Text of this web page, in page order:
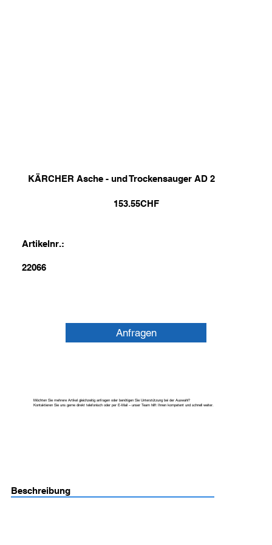
KÄRCHER Asche - und Trockensauger AD 2
153.55CHF
Artikelnr.:
22066
Anfragen
Möchten Sie mehrere Artikel gleichzeitig anfragen oder benötigen Sie Unterstützung bei der Auswahl?
Kontaktieren Sie uns gerne direkt telefonisch oder per E-Mail – unser Team hilft Ihnen kompetent und schnell weiter.
Beschreibung